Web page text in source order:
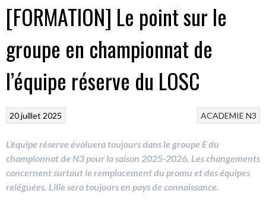
[FORMATION] Le point sur le
groupe en championnat de
l’équipe réserve du LOSC
ACADEMIE N3
20 juillet 2025
L’équipe réserve évoluera toujours dans le groupe E du
championnat de N3 pour la saison 2025-2026. Les changements
concernent surtout le remplacement du promu et des équipes
reléguées. Lille sera toujours en pays de connaissance.